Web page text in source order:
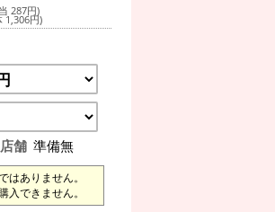
287円)
1,306円)
店舗 準備無
はありません。
入できません。